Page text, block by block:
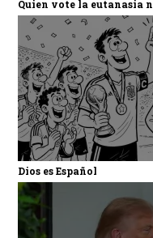
Quien vote la eutanasia
Dios es Español